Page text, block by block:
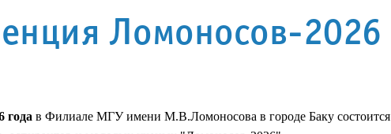
Ломоносов-2026
года в Филиале МГУ имени М.В.Ломоносова в городе Баку состоится